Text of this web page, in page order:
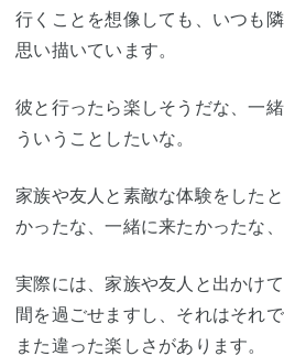
行くことを想像しても、いつも
思い描いています。
彼と行ったら楽しそうだな、一
ういうことしたいな。
家族や友人と素敵な体験をした
かったな、一緒に来たかったな
実際には、家族や友人と出かけ
間を過ごせますし、それはそれ
また違った楽しさがあります。